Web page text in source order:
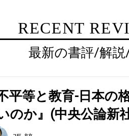
RECENT
最新の書評/解
不平等と教育-日本の
のか』(中央公論新